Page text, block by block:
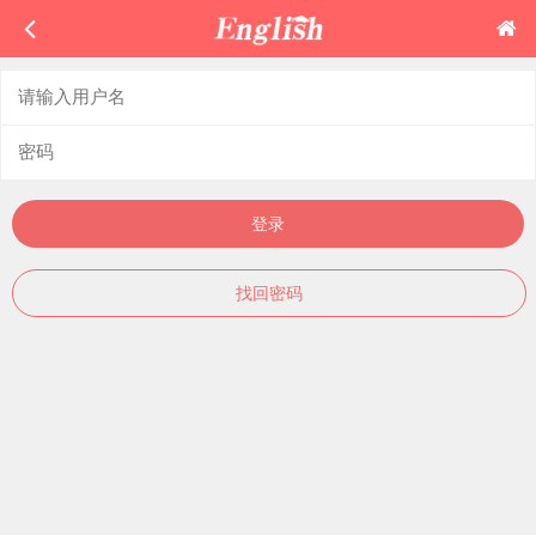
登录
找回密码